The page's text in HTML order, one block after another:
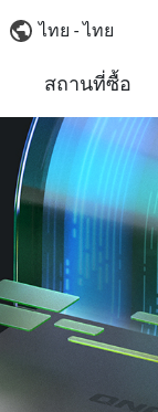
ไทย - ไทย
สถานที่ซื้อ